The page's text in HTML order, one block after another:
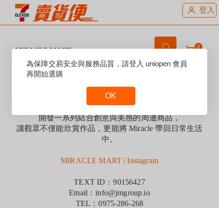
登入
MIRACLE MART 0
賣場說明：
MIRACLE MART 是 JM Group 旗下經營的官方商城，
我們與藝術家攜手合作，
開發一系列結合創意與美感的周邊商品，
讓觀眾不僅能欣賞作品，更能將 Miracle 帶回日常生活
中。
MIRACLE MART | Instagram
TEXT ID：90156427
Email：info@jmgroup.io
TEL：0975-286-268
Reset
Focus
為保障交易安全與服務品質，請登入 uniopen 會員
再開始選購
OK
Focus